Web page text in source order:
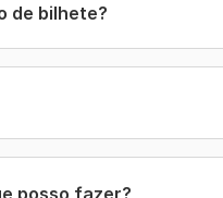
de bilhete?
posso fazer?